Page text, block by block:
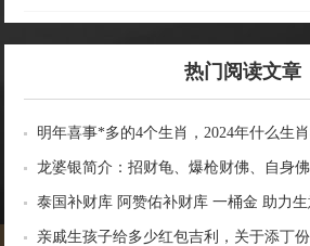
热门阅读文章
明年喜事*多的4个生肖，2024年什么生
龙婆银简介：招财龟、爆枪财佛、自身
泰国补财库 阿赞佑补财库 一桶金 助力
亲戚生孩子给多少红包吉利，关于添丁